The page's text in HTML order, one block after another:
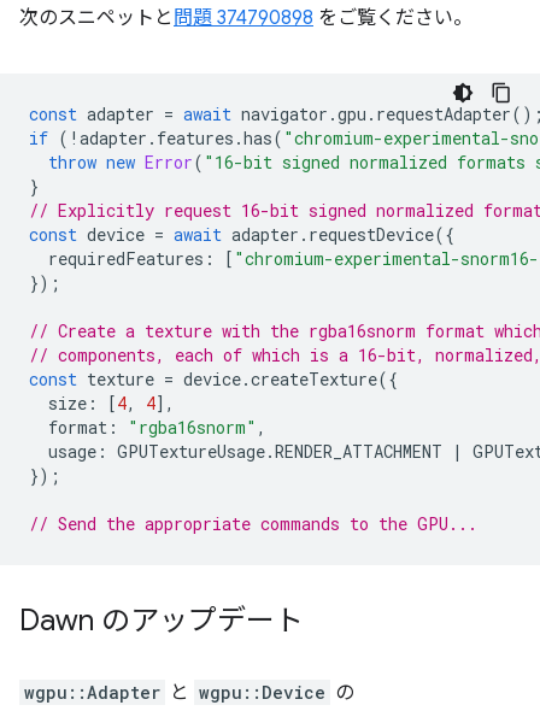
次のスニペットと 問題 374790898 をご覧ください。
const adapter = await navigator .gpu . requestAdapter
if ( ! adapter . features .has( "chromium-experimental-
throw new Error( "16-bit signed normalized
}
// Explicitly request 16-bit signed normalized
const device = await adapter . requestDevice({
requiredFeatures : [ "chromium-experimental-
});
// Create a texture with the rgba16snorm format
// components, each of which is a 16-bit,
const texture = device.createTexture({
size : [4, 4],
format : "rgba16snorm" ,
usage : GPUTextureUsage.RENDER_ATTACHMENT |
});
// Send the appropriate commands to the GPU...
Dawn のアップデート
wgpu::Adapter と wgpu::Device の